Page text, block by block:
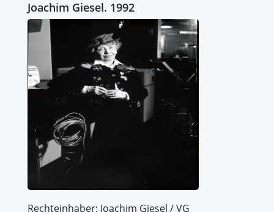
Joachim Giesel. 1992
Rechteinhaber: Joachim Giesel / VG